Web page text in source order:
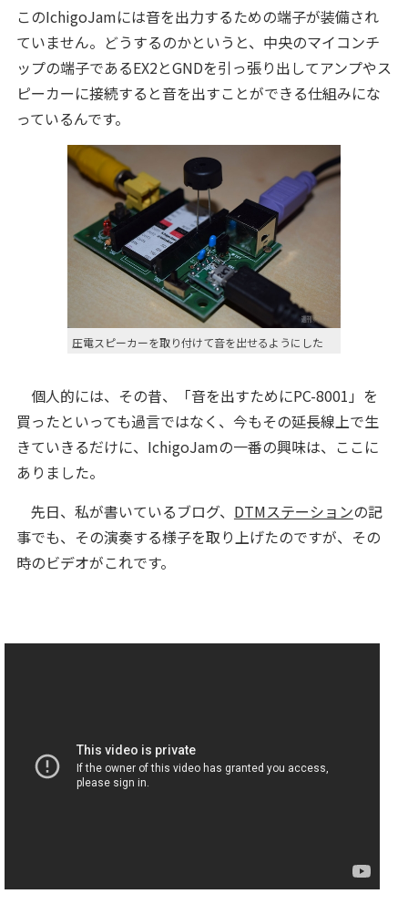
このIchigoJamには音を出力するための端子が装備され
ていません。どうするのかというと、中央のマイコンチ
ップの端子であるEX2とGNDを引っ張り出してアンプやス
ピーカーに接続すると音を出すことができる仕組みにな
っているんです。
圧電スピーカーを取り付けて音を出せるようにした
個人的には、その昔、「音を出すためにPC-8001」を
買ったといっても過言ではなく、今もその延長線上で生
きていきるだけに、IchigoJamの一番の興味は、ここに
ありました。
先日、私が書いているブログ、 DTMステーションの記
事でも、その演奏する様子を取り上げたのですが、その
時のビデオがこれです。